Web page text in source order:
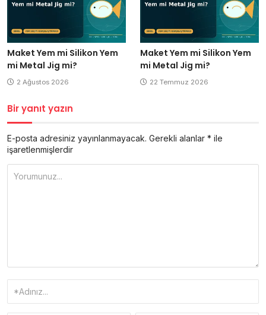
Maket Yem mi Silikon Yem
mi Metal Jig mi?
2 Ağustos 2026
Maket Yem mi Silikon Yem
mi Metal Jig mi?
22 Temmuz 2026
Bir yanıt yazın
E-posta adresiniz yayınlanmayacak. Gerekli alanlar * ile
işaretlenmişlerdir